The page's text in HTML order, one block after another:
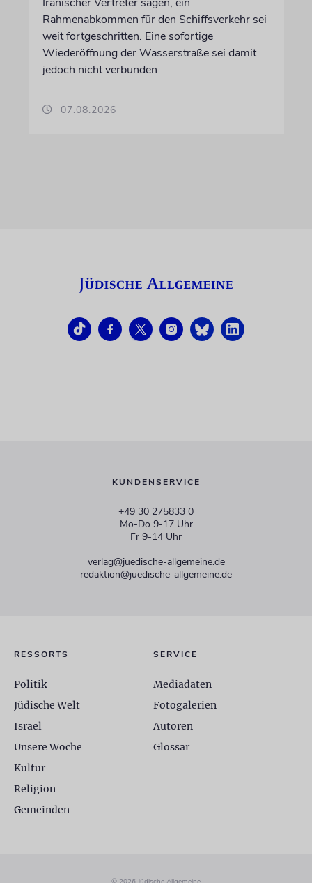
Rahmenabkommen für den Schiffsverkehr sei
weit fortgeschritten. Eine sofortige
Wiederöffnung der Wasserstraße sei damit
jedoch nicht verbunden
07.08.2026
KUNDENSERVICE
+49 30 275833 0
Mo-Do 9-17 Uhr
Fr 9-14 Uhr
verlag@juedische-allgemeine.de
redaktion@juedische-allgemeine.de
RESSORTS
Politik
Jüdische Welt
Israel
Unsere Woche
Kultur
Religion
Gemeinden
SERVICE
Mediadaten
Fotogalerien
Autoren
Glossar